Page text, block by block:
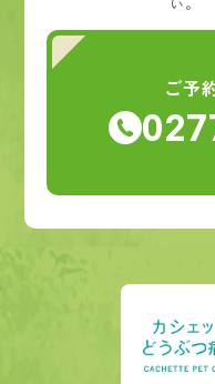
い。
ご予